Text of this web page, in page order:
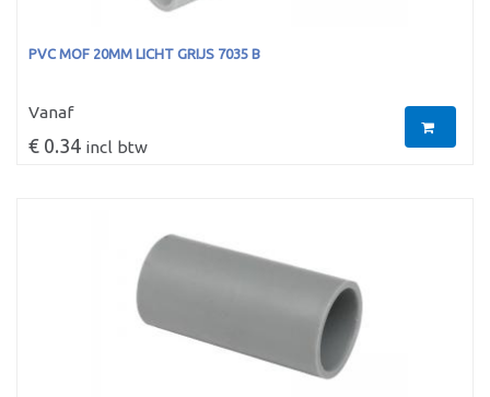
PVC MOF 20MM LICHT GRIJS 7035 B
Vanaf
€ 0.34 incl btw